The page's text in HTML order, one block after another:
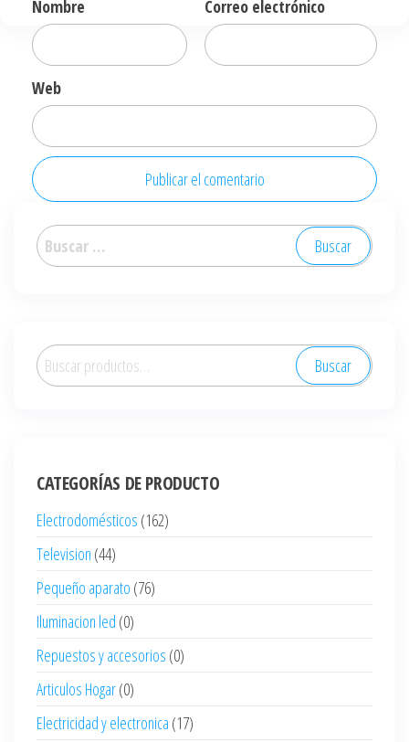
Nombre Correo electrónico
Web
Buscar:
Buscar
por:
Buscar
CATEGORÍAS DE PRODUCTO
Electrodomésticos (162)
Television (44)
Pequeño aparato (76)
Iluminacion led (0)
Repuestos y accesorios (0)
Articulos Hogar(0)
Electricidad y electronica (17)